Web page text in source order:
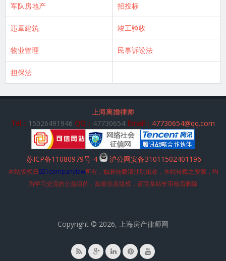
军队房地产 招投标
违章建筑 竣工验收
物业管理 民事诉讼法
担保法
上海离婚律师
Tel： 15026491946 QQ： 47730654 Email： 47730654@qq.com
苏ICP备11080979号-4 沪公网安备31011502401196
本站版权归021companylaw所有，如若转载请注明出处，本站转载之资源，均
为学习交流的公益目的，如若涉及版权，请联系站长审核后删除
Copyright © 2026, 上海房产律师网